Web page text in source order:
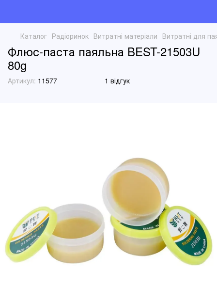
Каталог Радіоринок Витратні матеріали Витратні для
Флюс-паста паяльна BEST-21503U
80g
Артикул: 11577 1 відгук